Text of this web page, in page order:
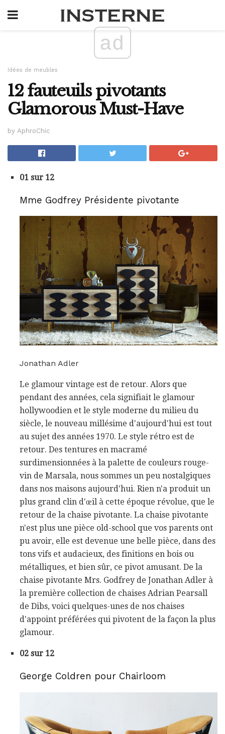
ad
Idées de meubles
12 fauteuils pivotants
Glamorous Must-Have
by AphroChic
01 sur 12
Mme Godfrey Présidente pivotante
Jonathan Adler
Le glamour vintage est de retour. Alors que
pendant des années, cela signifiait le glamour
hollywoodien et le style moderne du milieu du
siècle, le nouveau millésime d'aujourd'hui est tout
au sujet des années 1970. Le style rétro est de
retour. Des tentures en macramé
surdimensionnées à la palette de couleurs rouge-
vin de Marsala, nous sommes un peu nostalgiques
dans nos maisons aujourd'hui. Rien n'a produit un
plus grand clin d'œil à cette époque révolue, que le
retour de la chaise pivotante. La chaise pivotante
n'est plus une pièce old-school que vos parents ont
pu avoir, elle est devenue une belle pièce, dans des
tons vifs et audacieux, des finitions en bois ou
métalliques, et bien sûr, ce pivot amusant. De la
chaise pivotante Mrs. Godfrey de Jonathan Adler à
la première collection de chaises Adrian Pearsall
de Dibs, voici quelques-unes de nos chaises
d'appoint préférées qui pivotent de la façon la plus
glamour.
02 sur 12
George Coldren pour Chairloom